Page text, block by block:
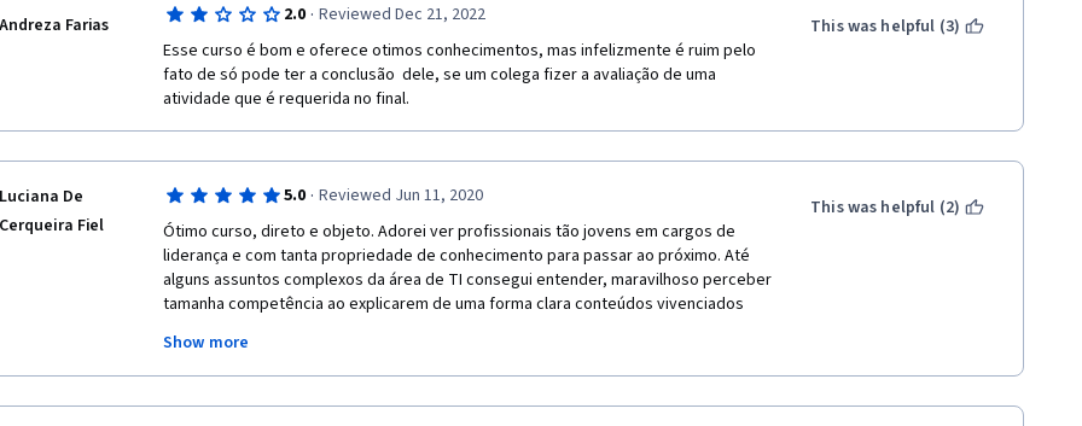
Andreza Farias 2.0 · Reviewed Dec 21, 2022
Esse curso é bom e oferece otimos conhecimentos, mas infelizmente é ruim pelo
fato de só pode ter a conclusão  dele, se um colega fizer a avaliação de uma
atividade que é requerida no final.
This was helpful (3)
Luciana De
Cerqueira Fiel
5.0 · Reviewed Jun 11, 2020
Ótimo curso, direto e objeto. Adorei ver profissionais tão jovens em cargos de
liderança e com tanta propriedade de conhecimento para passar ao próximo. Até
alguns assuntos complexos da área de TI consegui entender, maravilhoso perceber
tamanha competência ao explicarem de uma forma clara conteúdos vivenciados
Parabéns a todos os envolvidos!
Show more
This was helpful (2)